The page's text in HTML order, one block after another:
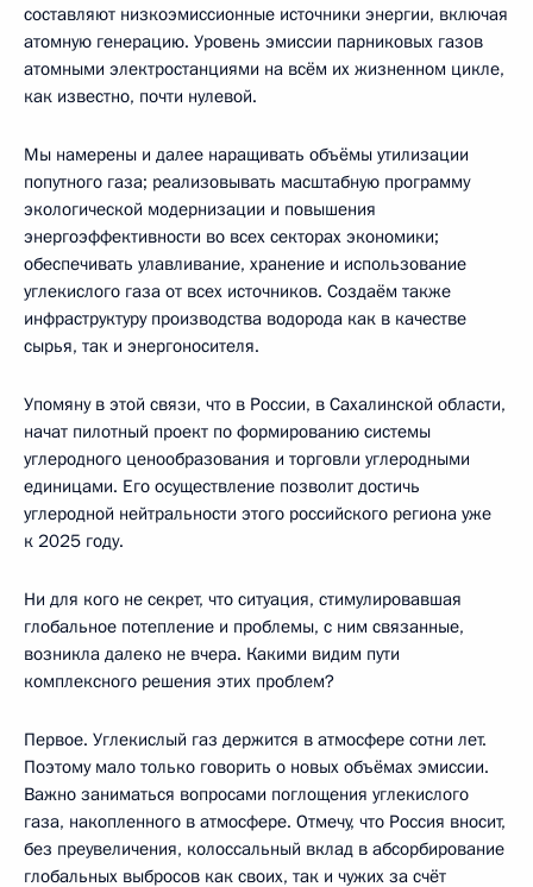
составляют низкоэмиссионные источники энергии, включая
атомную генерацию. Уровень эмиссии парниковых газов
атомными электростанциями на всём их жизненном цикле,
как известно, почти нулевой.
Мы намерены и далее наращивать объёмы утилизации
попутного газа; реализовывать масштабную программу
экологической модернизации и повышения
энергоэффективности во всех секторах экономики;
обеспечивать улавливание, хранение и использование
углекислого газа от всех источников. Создаём также
инфраструктуру производства водорода как в качестве
сырья, так и энергоносителя.
Упомяну в этой связи, что в России, в Сахалинской области,
начат пилотный проект по формированию системы
углеродного ценообразования и торговли углеродными
единицами. Его осуществление позволит достичь
углеродной нейтральности этого российского региона уже
к 2025 году.
Ни для кого не секрет, что ситуация, стимулировавшая
глобальное потепление и проблемы, с ним связанные,
возникла далеко не вчера. Какими видим пути
комплексного решения этих проблем?
Первое. Углекислый газ держится в атмосфере сотни лет.
Поэтому мало только говорить о новых объёмах эмиссии.
Важно заниматься вопросами поглощения углекислого
газа, накопленного в атмосфере. Отмечу, что Россия вносит,
без преувеличения, колоссальный вклад в абсорбирование
глобальных выбросов как своих, так и чужих за счёт